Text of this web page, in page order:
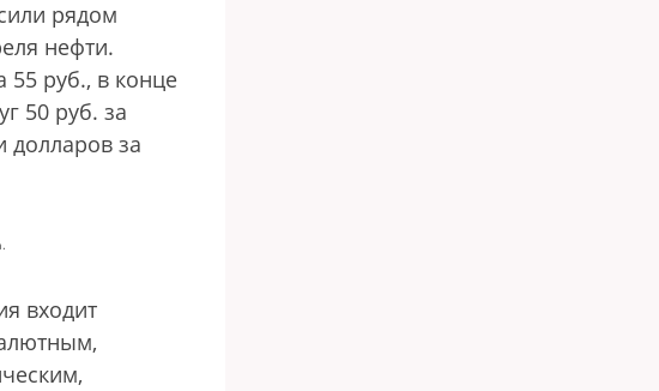
рядом
нефти.
55 руб., в конце
50 руб. за
долларов за
входит